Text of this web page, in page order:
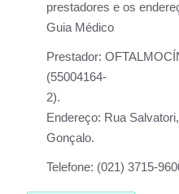
prestadores e os
Guia Médico
Prestador:
(55004164-
Endereço: Rua
Gonçalo.
Telefone: (021) 3715-